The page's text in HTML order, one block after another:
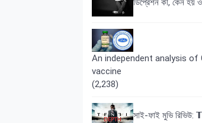
ডিপ্রেশন কী, কেন হয়
An independent analysis of
vaccine
(2,238)
সাই-ফাই মুভি